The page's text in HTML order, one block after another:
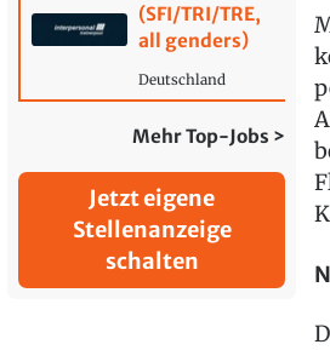
(SFI/TRI/TRE,
all genders)
Deutschland
Mehr Top-Jobs >
Jetzt eigene
Stellenanzeige
schalten